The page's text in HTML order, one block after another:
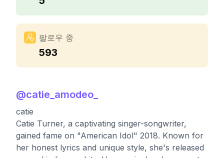
팔로우 중
593
@catie_amodeo_
catie
Catie Turner, a captivating singer-songwriter,
gained fame on "American Idol" 2018. Known for
her honest lyrics and unique style, she's released